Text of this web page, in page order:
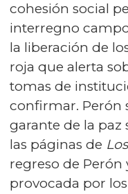
cohesión social
interregno
la liberación de
roja que alerta
tomas de
confirmar. Perón
garante de la paz
las páginas de Los
regreso de
provocada por los